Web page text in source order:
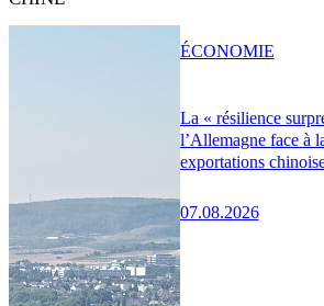
La « résilience
l’Allemagne face à
exportations
07.08.2026
ÉCONOMIE